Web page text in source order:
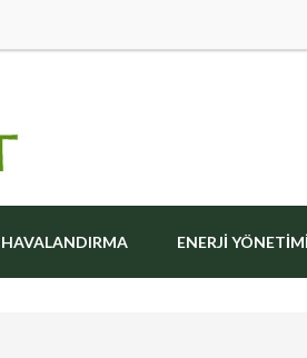
HAVALANDIRMA ENERJI YÖNETIMI